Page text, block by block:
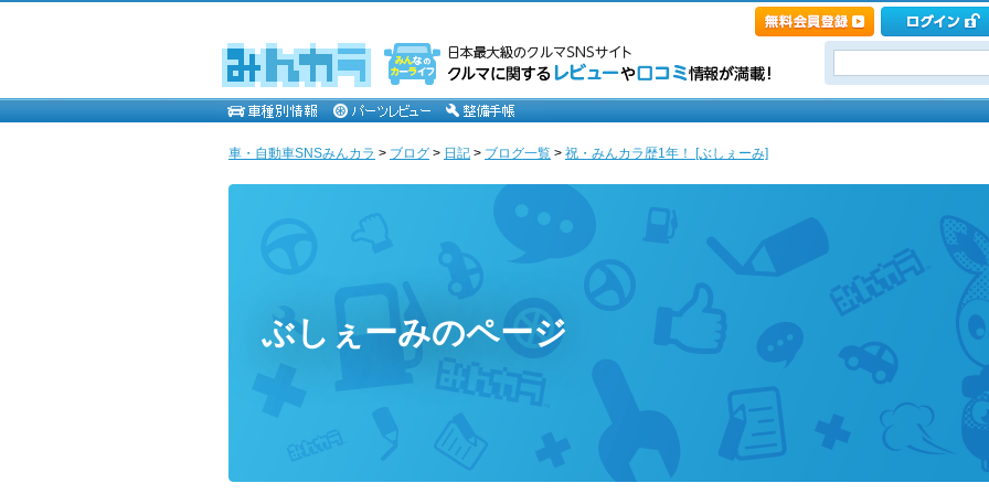
車・自動車SNSみんカラ > ブログ > 日記 > ブログ一覧 > 祝・みんカラ歴1年！ [ぶしぇーみ]
ぶしぇーみのページ